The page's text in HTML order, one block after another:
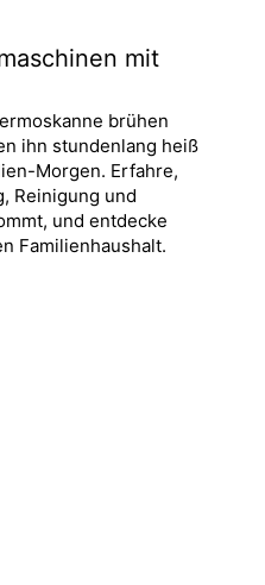
mit
brühen
ihn stundenlang heiß
Morgen. Erfahre,
Reinigung und
und entdecke
Familienhaushalt.